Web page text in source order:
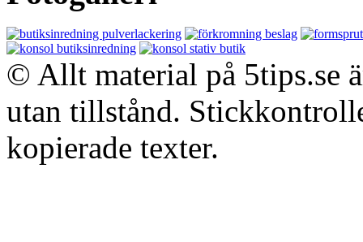
© Allt material på 5tips.se
utan tillstånd.
kopierade texter.